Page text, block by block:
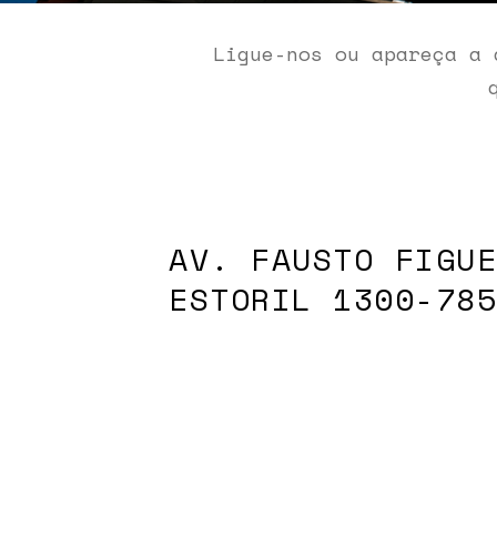
Ligue-nos ou apareça
AV. FAUSTO
ESTORIL 1300-785